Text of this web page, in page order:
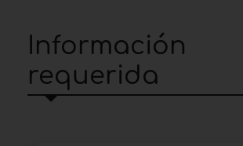
Información
requerida